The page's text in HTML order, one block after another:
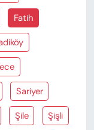
Fatih
Sariyer
Şile Şişli